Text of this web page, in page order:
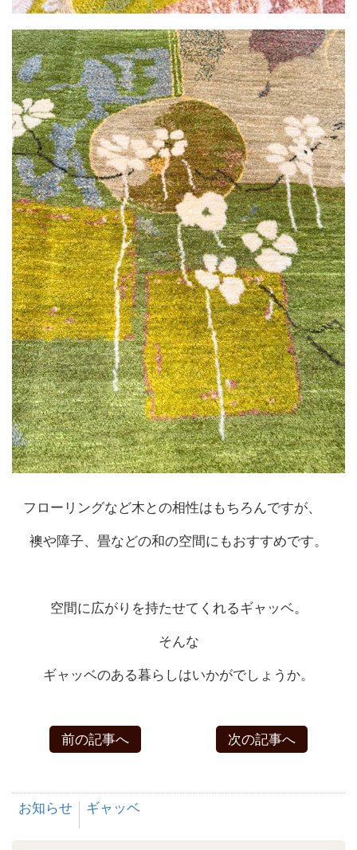
フローリングなど木との相性はもちろんですが、
襖や障子、畳などの和の空間にもおすすめです。
空間に広がりを持たせてくれるギャッベ。
そんな
ギャッベのある暮らしはいかがでしょうか。
前の記事へ 次の記事へ
お知らせ ギャッベ